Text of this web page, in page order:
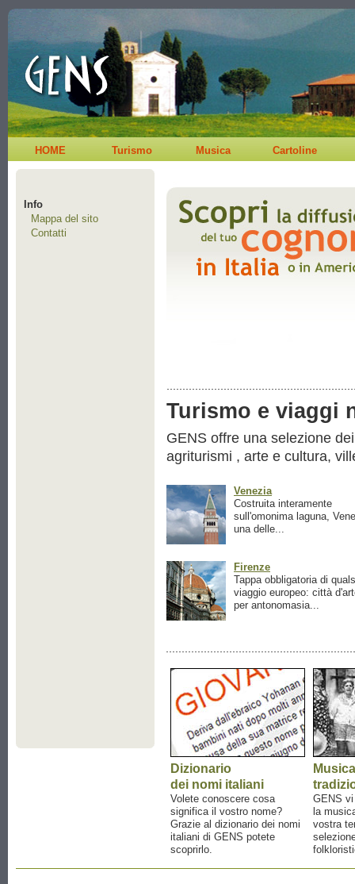
HOME Turismo Musica Cartoline
Info
Mappa del sito
Contatti
Turismo e viaggi
GENS offre una selezione
agriturismi , arte e cultura,
Venezia
Costruita interamente
sull'omonima laguna,
una delle...
Firenze
Tappa obbligatoria di
viaggio europeo: città
per antonomasia...
Dizionario
dei nomi italiani
Volete conoscere cosa
significa il vostro nome?
Grazie al dizionario dei nomi
italiani di GENS potete
scoprirlo.
Musica
GENS
la
vostra